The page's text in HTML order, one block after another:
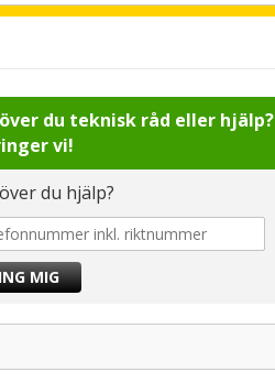
du teknisk råd eller hjälp?
vi!
du hjälp?